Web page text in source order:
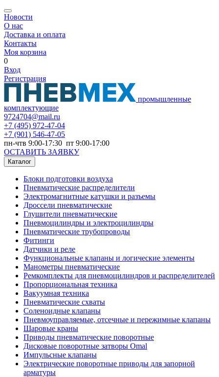
Новости
О нас
Доставка и оплата
Контакты
Моя корзина
0
Вход
Регистрация
промышленные
комплектующие
9724704@mail.ru
+7 (495) 972-47-04
+7 (901) 546-47-05
пн-чтв 9:00-17:30 пт 9:00-17:00
ОСТАВИТЬ ЗАЯВКУ
Каталог
Блоки подготовки воздуха
Пневматические распределители
Электромагнитные катушки и разъемы
Дроссели пневматические
Глушители пневматические
Пневмоцилиндры и электроцилиндры
Пневматические трубопроводы
Фитинги
Датчики и реле
Функциональные клапаны и логические элементы
Манометры пневматические
Ремкомплекты для пневмоцилиндров и распределителей
Пропорциональная техника
Вакуумная техника
Пневматические схваты
Соленоидные клапаны
Пневмоуправляемые, отсечные и пережимные клапаны
Шаровые краны
Приводы пневматические поворотные
Дисковые поворотные затворы Omal
Импульсные клапаны
Электрические поворотные приводы для запорной
арматуры